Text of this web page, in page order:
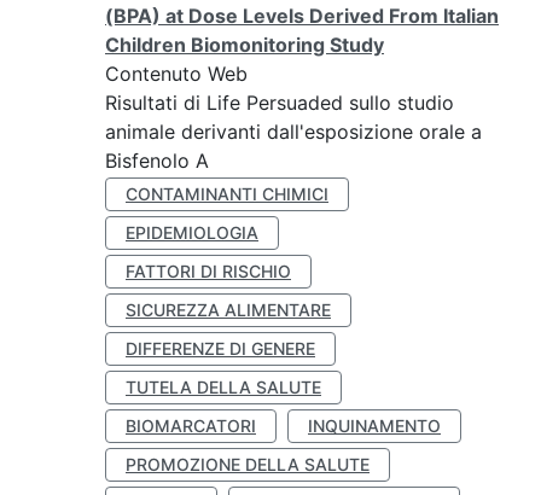
(BPA) at Dose Levels Derived From Italian
Children Biomonitoring Study
Contenuto Web
Risultati di Life Persuaded sullo studio
animale derivanti dall'esposizione orale a
Bisfenolo A
CONTAMINANTI CHIMICI
EPIDEMIOLOGIA
FATTORI DI RISCHIO
SICUREZZA ALIMENTARE
DIFFERENZE DI GENERE
TUTELA DELLA SALUTE
BIOMARCATORI
INQUINAMENTO
PROMOZIONE DELLA SALUTE